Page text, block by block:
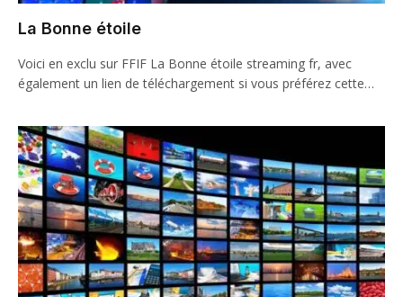
La Bonne étoile
Voici en exclu sur FFIF La Bonne étoile streaming fr, avec
également un lien de téléchargement si vous préférez cette…